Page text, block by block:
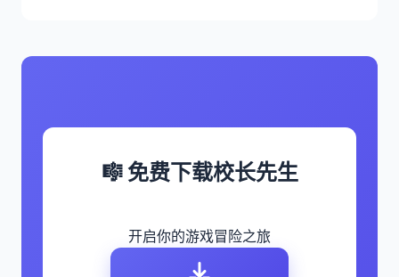
🎼 免费下载校长先生
开启你的游戏冒险之旅